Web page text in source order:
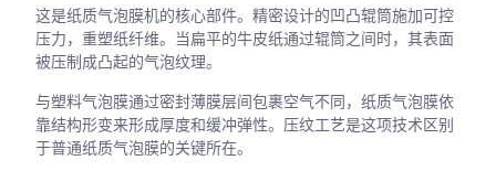
这是纸质气泡膜机的核心部件。精密设计的凹凸辊筒施加可控
压力，重塑纸纤维。当扁平的牛皮纸通过辊筒之间时，其表面
被压制成凸起的气泡纹理。
与塑料气泡膜通过密封薄膜层间包裹空气不同，纸质气泡膜依
靠结构形变来形成厚度和缓冲弹性。压纹工艺是这项技术区别
于普通纸质气泡膜的关键所在。